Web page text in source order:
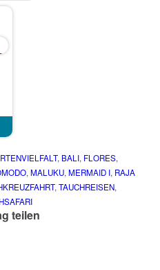
, BALI, FLORES,
,MALUKU,MERMAID I, RAJA
,TAUCHREISEN,
teilen